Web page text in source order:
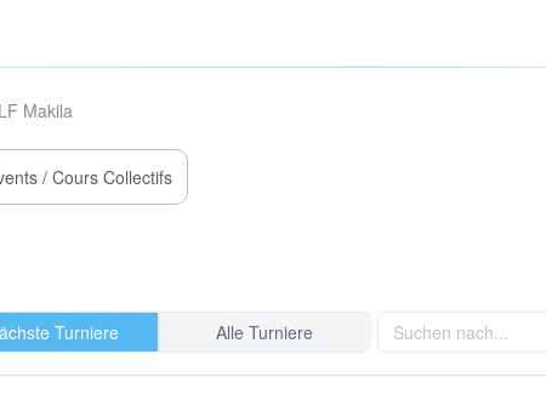
Makila
/ Cours Collectifs
Turniere Alle Turniere